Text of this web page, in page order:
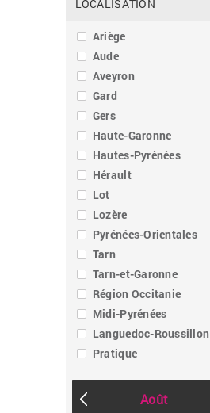
LOCALISATION
Ariège
Aude
Aveyron
Gard
Gers
Haute-Garonne
Hautes-Pyrénées
Hérault
Lot
Lozère
Pyrénées-Orientales
Tarn
Tarn-et-Garonne
Région Occitanie
Midi-Pyrénées
Languedoc-Roussillon
Pratique
Août